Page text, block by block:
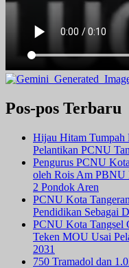
Pos-pos Terbaru
Hijau Hitam
Pelantikan PCNU
Pengurus PCNU
oleh Rois Am
2 Pondok Aren
PCNU Kota
Pendidikan Sebagai
PCNU Kota Tangsel
Teken MOU Usai
2031
750 Tramadol dan